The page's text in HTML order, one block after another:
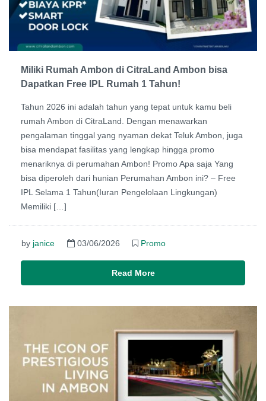
Miliki Rumah Ambon di CitraLand Ambon bisa
Dapatkan Free IPL Rumah 1 Tahun!
Tahun 2026 ini adalah tahun yang tepat untuk kamu beli
rumah Ambon di CitraLand. Dengan menawarkan
pengalaman tinggal yang nyaman dekat Teluk Ambon, juga
bisa mendapat fasilitas yang lengkap hingga promo
menariknya di perumahan Ambon! Promo Apa saja Yang
bisa diperoleh dari hunian Perumahan Ambon ini? – Free
IPL Selama 1 Tahun(Iuran Pengelolaan Lingkungan)
Memiliki […]
by janice 03/06/2026 Promo
Read More